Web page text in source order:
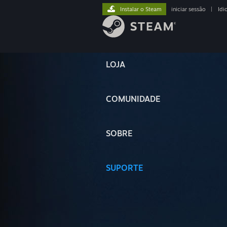
LOJA
COMUNIDADE
SOBRE
SUPORTE
Instalar o Steam iniciar sessão